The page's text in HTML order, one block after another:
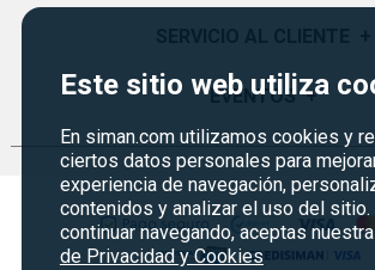
Este sitio web utiliza
En siman.com utilizamos cookies y
ciertos datos personales para
experiencia de navegación,
contenidos y analizar el uso del sitio.
continuar navegando, aceptas nuestra
de Privacidad y Cookies
Visión y Misión
Sucursales
Servicios
Empleos Siman
Certificados de Regalo
Credisiman
Preguntas Frecuentes
Política de devoluciones y
Contáctenos
Seguridad del sitio
Política de Privacidad
EVENTOS +
Rebajas